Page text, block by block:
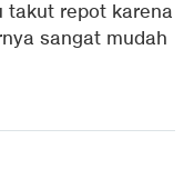
takut repot karena
sangat mudah